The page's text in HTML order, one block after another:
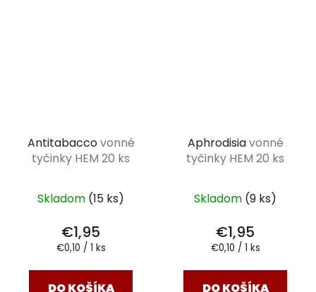
Antitabaccovonné
tyčinky HEM 20 ks
Skladom (15 ks)
€1,95
Jednotková
€0,10 / 1 ks
DO KOŠÍKA
Aphrodisiavonné
tyčinky HEM 20 ks
Skladom (9 ks)
€1,95
Jednotková
€0,10 / 1 ks
DO KOŠÍKA